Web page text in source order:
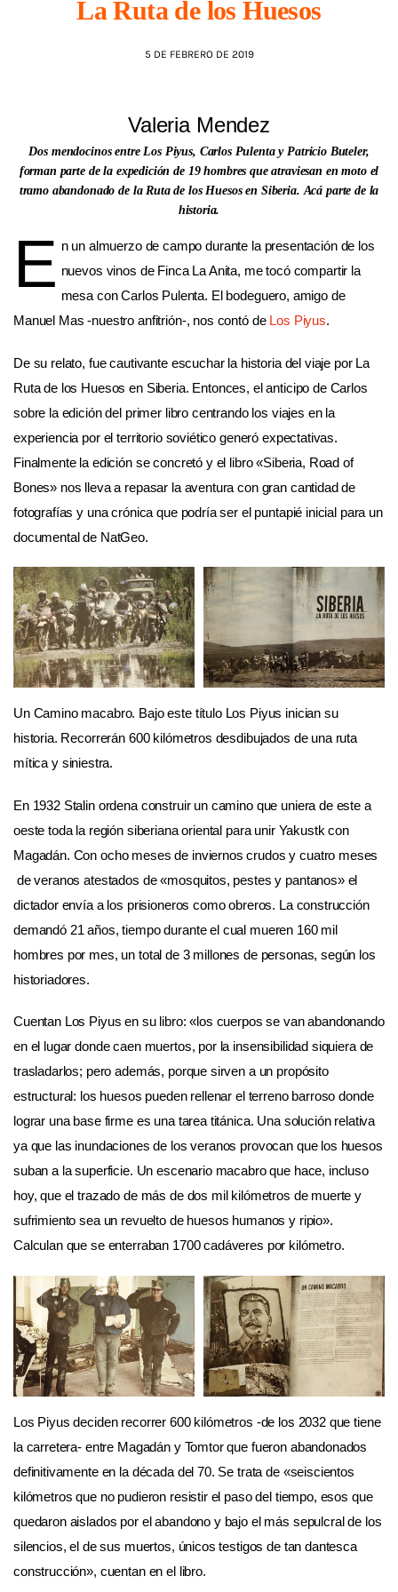
La Ruta de los Huesos
5 DE FEBRERO DE 2019
Valeria Mendez
Dos mendocinos entre Los Piyus, Carlos Pulenta y Patricio Buteler,
forman parte de la expedición de 19 hombres que atraviesan en moto el
tramo abandonado de la Ruta de los Huesos en Siberia. Acá parte de la
historia.
E n un almuerzo de campo durante la presentación de los
nuevos vinos de Finca La Anita, me tocó compartir la
mesa con Carlos Pulenta. El bodeguero, amigo de
Manuel Mas -nuestro anfitrión-, nos contó de Los Piyus.
De su relato, fue cautivante escuchar la historia del viaje por La
Ruta de los Huesos en Siberia. Entonces, el anticipo de Carlos
sobre la edición del primer libro centrando los viajes en la
experiencia por el territorio soviético generó expectativas.
Finalmente la edición se concretó y el libro «Siberia, Road of
Bones» nos lleva a repasar la aventura con gran cantidad de
fotografías y una crónica que podría ser el puntapié inicial para un
documental de NatGeo.
Un Camino macabro. Bajo este título Los Piyus inician su
historia. Recorrerán 600 kilómetros desdibujados de una ruta
mítica y siniestra.
En 1932 Stalin ordena construir un camino que uniera de este a
oeste toda la región siberiana oriental para unir Yakustk con
Magadán. Con ocho meses de inviernos crudos y cuatro meses
de veranos atestados de «mosquitos, pestes y pantanos» el
dictador envía a los prisioneros como obreros. La construcción
demandó 21 años, tiempo durante el cual mueren 160 mil
hombres por mes, un total de 3 millones de personas, según los
historiadores.
Cuentan Los Piyus en su libro: «los cuerpos se van abandonando
en el lugar donde caen muertos, por la insensibilidad siquiera de
trasladarlos; pero además, porque sirven a un propósito
estructural: los huesos pueden rellenar el terreno barroso donde
lograr una base firme es una tarea titánica. Una solución relativa
ya que las inundaciones de los veranos provocan que los huesos
suban a la superficie. Un escenario macabro que hace, incluso
hoy, que el trazado de más de dos mil kilómetros de muerte y
sufrimiento sea un revuelto de huesos humanos y ripio».
Calculan que se enterraban 1700 cadáveres por kilómetro.
Los Piyus deciden recorrer 600 kilómetros -de los 2032 que tiene
la carretera- entre Magadán y Tomtor que fueron abandonados
definitivamente en la década del 70. Se trata de «seiscientos
kilómetros que no pudieron resistir el paso del tiempo, esos que
quedaron aislados por el abandono y bajo el más sepulcral de los
silencios, el de sus muertos, únicos testigos de tan dantesca
construcción», cuentan en el libro.